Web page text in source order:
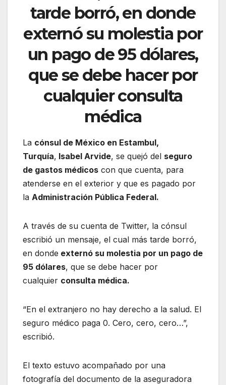
tarde borró, en donde
externó su molestia por
un pago de 95 dólares,
que se debe hacer por
cualquier consulta
médica
La cónsul de México en Estambul,
Turquía, Isabel Arvide, se quejó del seguro
de gastos médicos con que cuenta, para
atenderse en el exterior y que es pagado por
la Administración Pública Federal.
A través de su cuenta de Twitter, la cónsul
escribió un mensaje, el cual más tarde borró,
en donde externó su molestia por un pago de
95 dólares, que se debe hacer por
cualquier consulta médica.
“En el extranjero no hay derecho a la salud. El
seguro médico paga 0. Cero, cero, cero…”,
escribió.
El texto estuvo acompañado por una
fotografía del documento de la aseguradora